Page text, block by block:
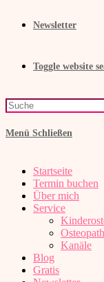
Newsletter
Toggle website
Menü Schließen
Startseite
Termin buchen
Über mich
Service
Kanäle
Blog
Gratis